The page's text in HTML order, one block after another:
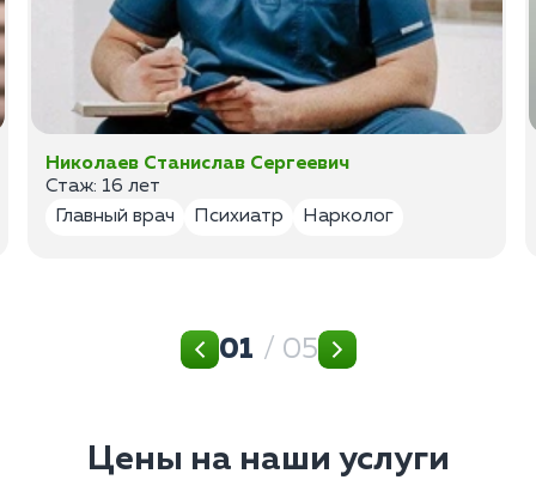
Николаев Станислав Сергеевич
Стаж: 16 лет
Главный врач
Психиатр Нарколог
01 / 05
Цены на наши услуги